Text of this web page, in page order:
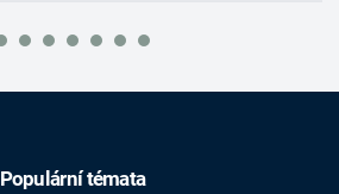
Populární témata